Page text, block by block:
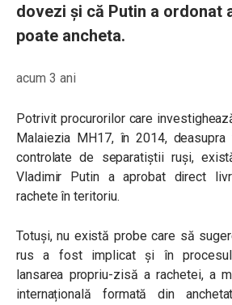
dovezi și că Putin a ordonat
poate ancheta.
acum 3 ani
Potrivit procurorilor care
Malaiezia MH17, în 2014, deasupra
controlate de separatiștii ruși,
Vladimir Putin a aprobat direct
rachete în teritoriu.
Totuși, nu există probe care să
rus a fost implicat și în procesul
lansarea propriu-zisă a rachetei, a
internațională formată din